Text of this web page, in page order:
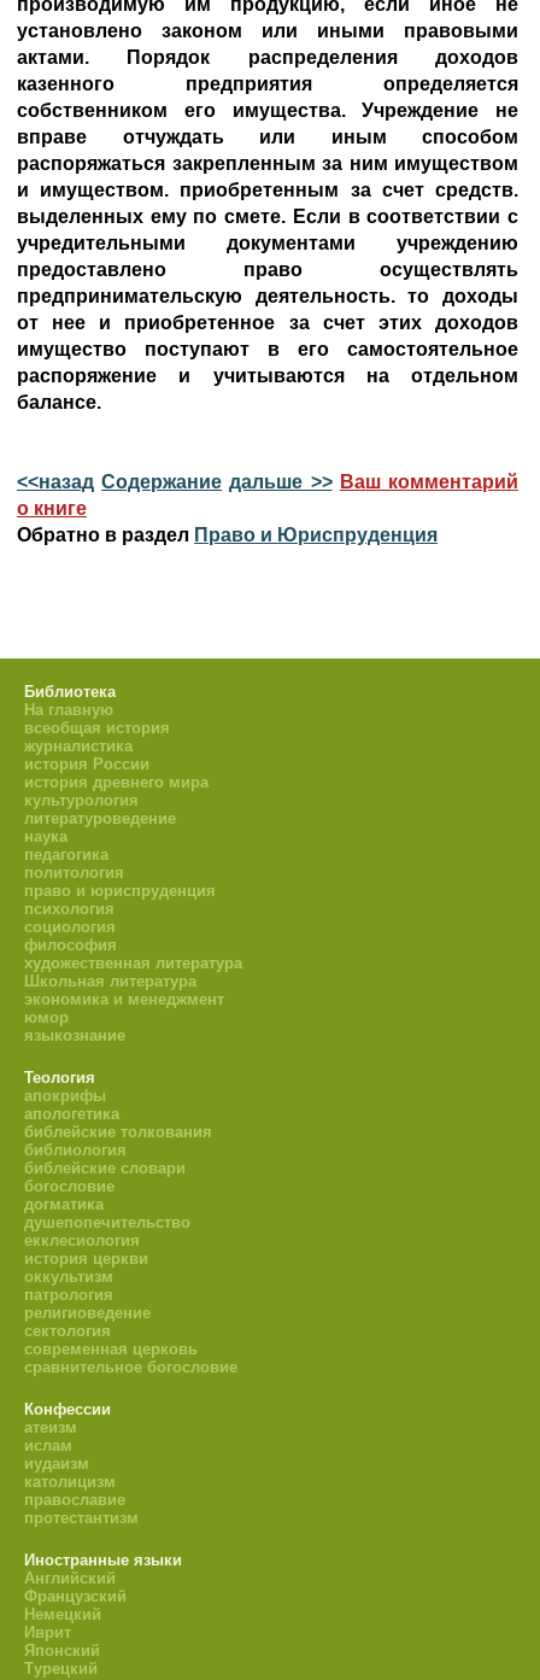
производимую им продукцию, если иное не
установлено законом или иными правовыми
актами. Порядок распределения доходов
казенного предприятия определяется
собственником его имущества. Учреждение не
вправе отчуждать или иным способом
распоряжаться закрепленным за ним имуществом
и имуществом. приобретенным за счет средств.
выделенных ему по смете. Если в соответствии с
учредительными документами учреждению
предоставлено право осуществлять
предпринимательскую деятельность. то доходы
от нее и приобретенное за счет этих доходов
имущество поступают в его самостоятельное
распоряжение и учитываются на отдельном
балансе.
<<назад Содержание дальше >> Ваш комментарий
о книге
Обратно в раздел Право и Юриспруденция
Библиотека
На главную
всеобщая история
журналистика
история России
история древнего мира
культурология
литературоведение
наука
педагогика
политология
право и юриспруденция
психология
социология
философия
художественная литература
Школьная литература
экономика и менеджмент
юмор
языкознание
Теология
апокрифы
апологетика
библейские толкования
библиология
библейские словари
богословие
догматика
душепопечительство
екклесиология
история церкви
оккультизм
патрология
религиоведение
сектология
современная церковь
сравнительное богословие
Конфессии
атеизм
ислам
иудаизм
католицизм
православие
протестантизм
Иностранные языки
Английский
Французский
Немецкий
Иврит
Японский
Турецкий